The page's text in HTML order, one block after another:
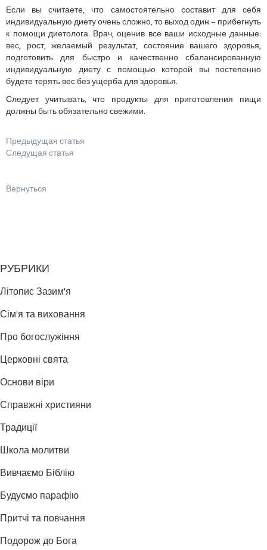
Если вы считаете, что самостоятельно составит для себя
индивидуальную диету очень сложно, то выход один – прибегнуть
к помощи диетолога. Врач, оценив все ваши исходные данные:
вес, рост, желаемый результат, состояние вашего здоровья,
подготовить для быстро и качественно сбалансированную
индивидуальную диету с помощью которой вы постепенно
будете терять вес без ущерба для здоровья.
Следует учитывать, что продукты для приготовления пищи
должны быть обязательно свежими.
Предыдущая статья
Следущая статья
Вернуться
РУБРИКИ
Літопис Зазим'я
Сім'я та виховання
Про богослужіння
Церковні свята
Основи віри
Справжні християни
Традиції
Школа молитви
Вивчаємо Біблію
Будуємо парафію
Притчі та повчання
Подорож до Бога